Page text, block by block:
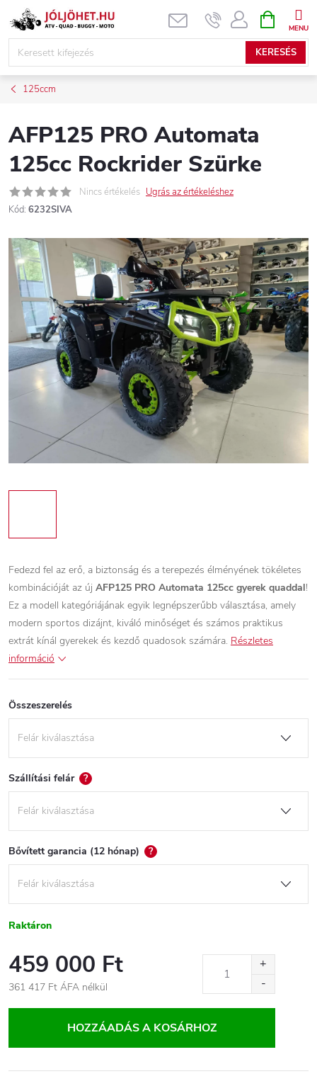
Ugrás
KERESÉS
KOSÁR
125ccm
AFP125 PRO Automata
125cc Rockrider Szürke
Nincs értékelés Ugrás az értékeléshez
Kód: 6232SIVA
Fedezd fel az erő, a biztonság és a terepezés élményének tökéletes
kombinációját az új AFP125 PRO Automata 125cc gyerek quaddal!
Ez a modell kategóriájának egyik legnépszerűbb választása, amely
modern sportos dizájnt, kiváló minőséget és számos praktikus
extrát kínál gyerekek és kezdő quadosok számára. Részletes
információ
Összeszerelés
Szállítási felár ?
Bővített garancia (12 hónap) ?
Raktáron
459 000 Ft
361 417 Ft ÁFA nélkül
HOZZÁADÁS A KOSÁRHOZ